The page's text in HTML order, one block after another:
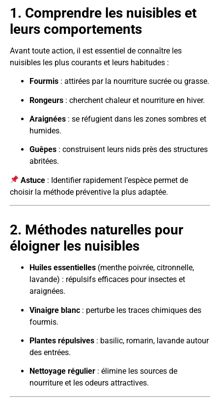
1. Comprendre les nuisibles et
leurs comportements
Avant toute action, il est essentiel de connaître les
nuisibles les plus courants et leurs habitudes :
Fourmis : attirées par la nourriture sucrée ou grasse.
Rongeurs : cherchent chaleur et nourriture en hiver.
Araignées : se réfugient dans les zones sombres et
humides.
Guêpes : construisent leurs nids près des structures
abritées.
Astuce : Identifier rapidement l’espèce permet de
choisir la méthode préventive la plus adaptée.
2. Méthodes naturelles pour
éloigner les nuisibles
Huiles essentielles (menthe poivrée, citronnelle,
lavande) : répulsifs efficaces pour insectes et
araignées.
Vinaigre blanc : perturbe les traces chimiques des
fourmis.
Plantes répulsives : basilic, romarin, lavande autour
des entrées.
Nettoyage régulier : élimine les sources de
nourriture et les odeurs attractives.